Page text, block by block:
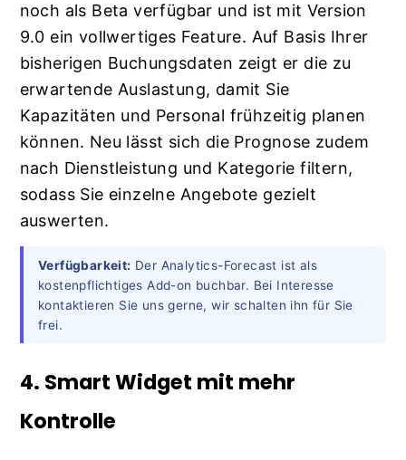
noch als Beta verfügbar und ist mit Version
9.0 ein vollwertiges Feature. Auf Basis Ihrer
bisherigen Buchungsdaten zeigt er die zu
erwartende Auslastung, damit Sie
Kapazitäten und Personal frühzeitig planen
können. Neu lässt sich die Prognose zudem
nach Dienstleistung und Kategorie filtern,
sodass Sie einzelne Angebote gezielt
auswerten.
Verfügbarkeit: Der Analytics-Forecast ist als
kostenpflichtiges Add-on buchbar. Bei Interesse
kontaktieren Sie uns gerne, wir schalten ihn für Sie
frei.
4. Smart Widget mit mehr
Kontrolle